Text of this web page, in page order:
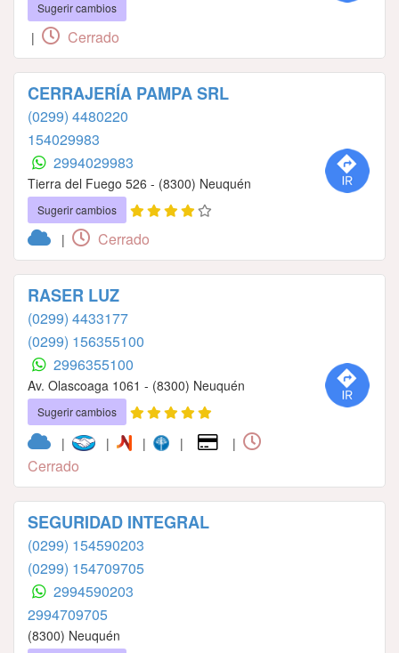
Sugerir cambios
| Cerrado
CERRAJERÍA PAMPA SRL
(0299) 4480220
154029983
2994029983
Tierra del Fuego 526 - (8300) Neuquén
Sugerir cambios
| Cerrado
RASER LUZ
(0299) 4433177
(0299) 156355100
2996355100
Av. Olascoaga 1061 - (8300) Neuquén
Sugerir cambios
| | | | |
Cerrado
SEGURIDAD INTEGRAL
(0299) 154590203
(0299) 154709705
2994590203
2994709705
(8300) Neuquén